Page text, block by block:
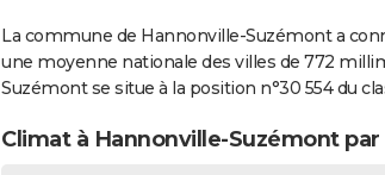
La commune de Hannonville-Suzémont a
une moyenne nationale des villes de 772
Suzémont se situe à la position n°30 554 du
Climat à Hannonville-Suzémont par